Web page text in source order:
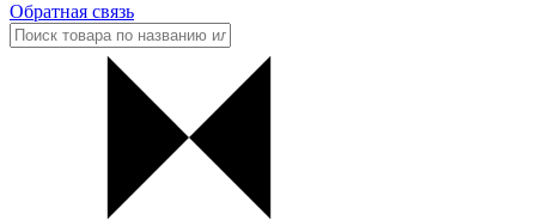
Обратная связь